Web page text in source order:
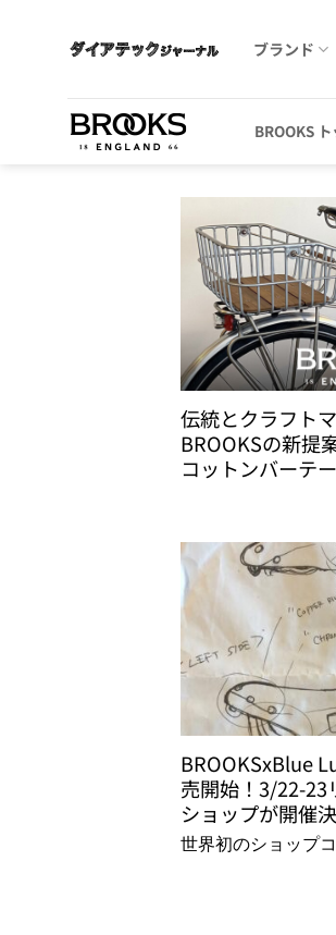
ブランド
BROOKS
伝統とクラフト
BROOKSの新提
コットンバーテ
BROOKSxBlue
売開始！3/22-23
ショップが開催
世界初のショップコ